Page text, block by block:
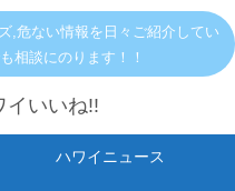
,危ない情報を日々ご紹介してい
相談にのります！！
イいいね!!
ハワイニュース